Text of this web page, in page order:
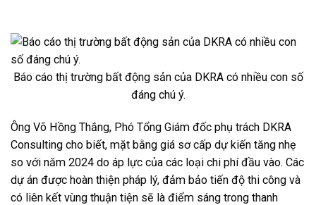
Báo cáo thị trường bất động sản của DKRA có nhiều con số
đáng chú ý.
Ông Võ Hồng Thắng, Phó Tổng Giám đốc phụ trách DKRA
Consulting cho biết, mặt bằng giá sơ cấp dự kiến tăng nhẹ
so với năm 2024 do áp lực của các loại chi phí đầu vào. Các
dự án được hoàn thiện pháp lý, đảm bảo tiến độ thi công và
có liên kết vùng thuận tiện sẽ là điểm sáng trong thanh